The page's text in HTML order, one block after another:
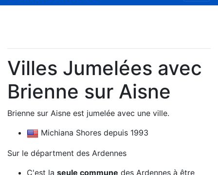
Villes Jumelées avec
Brienne sur Aisne
Brienne sur Aisne est jumelée avec une ville.
Michiana Shores depuis 1993
Sur le départment des Ardennes
C'est la seule commune des Ardennes à être